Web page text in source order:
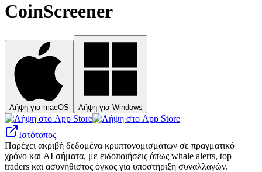
CoinScreener
Λήψη για macOS Λήψη για Windows
Ιστότοπος
Παρέχει ακριβή δεδομένα κρυπτονομισμάτων σε πραγματικό
χρόνο και AI σήματα, με ειδοποιήσεις όπως whale alerts, top
traders και ασυνήθιστος όγκος για υποστήριξη συναλλαγών.